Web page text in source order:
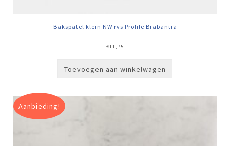
Bakspatel klein NW rvs Profile Brabantia
€11,75
Toevoegen aan winkelwagen
Aanbieding!